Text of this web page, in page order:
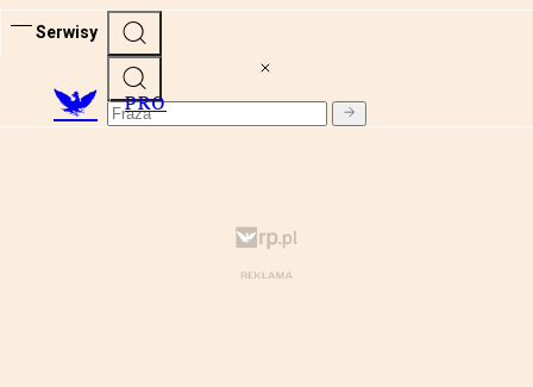
Serwisy
PRO